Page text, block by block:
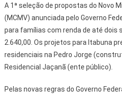
A 1ª seleção de propostas do Novo
(MCMV) anunciada pelo Governo
para famílias com renda de até dois
2.640,00. Os projetos para Itabuna
residenciais na Pedro Jorge
Residencial Jaçanã (ente público).
Pelas novas regras do Governo